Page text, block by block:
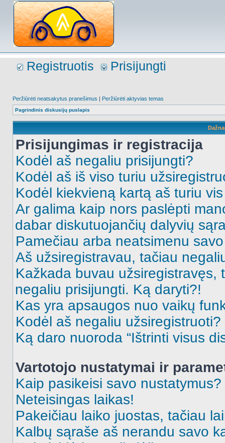
Registruotis Prisijungti
Peržiūrėti neatsakytus pranešimus | Peržiūrėti aktyvias temas
Pagrindinis diskusijų puslapis
Prisijungimas ir registracija
Kodėl aš negaliu prisijungti?
Kodėl aš iš viso turiu
Kodėl kiekvieną kartą aš turiu
Ar galima kaip nors paslėpti
dabar diskutuojančių dalyvių
Pamečiau arba neatsimenu
Aš užsiregistravau, tačiau
Kažkada buvau užsiregistravęs,
negaliu prisijungti. Ką daryti?!
Kas yra apsaugos nuo vaikų
Kodėl aš negaliu užsiregistruoti?
Ką daro nuoroda “Ištrinti visus
Vartotojo nustatymai ir
Kaip pasikeisi savo nustatymus?
Neteisingas laikas!
Pakeičiau laiko juostas, tačiau
Kalbų sąraše aš nerandu savo